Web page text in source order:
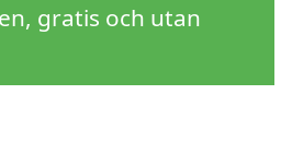
gratis och utan